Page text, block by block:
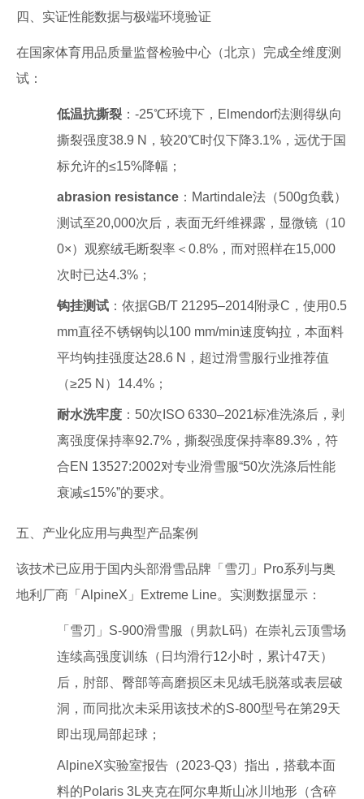
四、实证性能数据与极端环境验证
在国家体育用品质量监督检验中心（北京）完成全维度测
试：
低温抗撕裂 ：-25℃环境下，Elmendorf法测得纵向
撕裂强度38.9 N，较20℃时仅下降3.1%，远优于国
标允许的≤15%降幅；
abrasion resistance ：Martindale法（500g负载）
测试至20,000次后，表面无纤维裸露，显微镜（10
0×）观察绒毛断裂率＜0.8%，而对照样在15,000
次时已达4.3%；
钩挂测试 ：依据GB/T 21295–2014附录C，使用0.5
mm直径不锈钢钩以100 mm/min速度钩拉，本面料
平均钩挂强度达28.6 N，超过滑雪服行业推荐值
（≥25 N）14.4%；
耐水洗牢度 ：50次ISO 6330–2021标准洗涤后，剥
离强度保持率92.7%，撕裂强度保持率89.3%，符
合EN 13527:2002对专业滑雪服“50次洗涤后性能
衰减≤15%”的要求。
五、产业化应用与典型产品案例
该技术已应用于国内头部滑雪品牌「雪刃」Pro系列与奥
地利厂商「AlpineX」Extreme Line。实测数据显示：
「雪刃」S-900滑雪服（男款L码）在崇礼云顶雪场
连续高强度训练（日均滑行12小时，累计47天）
后，肘部、臀部等高磨损区未见绒毛脱落或表层破
洞，而同批次未采用该技术的S-800型号在第29天
即出现局部起球；
AlpineX实验室报告（2023-Q3）指出，搭载本面
料的Polaris 3L夹克在阿尔卑斯山冰川地形（含碎